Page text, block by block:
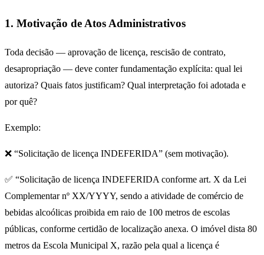
1. Motivação de Atos Administrativos
Toda decisão — aprovação de licença, rescisão de contrato,
desapropriação — deve conter fundamentação explícita: qual lei
autoriza? Quais fatos justificam? Qual interpretação foi adotada e
por quê?
Exemplo:
❌ “Solicitação de licença INDEFERIDA” (sem motivação).
✅ “Solicitação de licença INDEFERIDA conforme art. X da Lei
Complementar nº XX/YYYY, sendo a atividade de comércio de
bebidas alcoólicas proibida em raio de 100 metros de escolas
públicas, conforme certidão de localização anexa. O imóvel dista 80
metros da Escola Municipal X, razão pela qual a licença é